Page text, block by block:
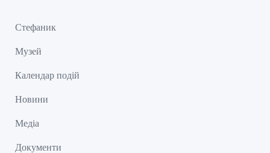
Стефаник
Музей
Календар подій
Новини
Медіа
Документи